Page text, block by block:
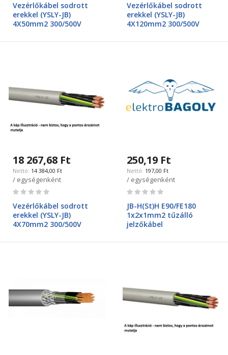
Vezérlőkábel sodrott
erekkel (YSLY-JB)
4X50mm2 300/500V
Vezérlőkábel sodrott
erekkel (YSLY-JB)
4X120mm2 300/500V
18 267,68 Ft
14 384,00 Ft
/ egységenként
Rating:
Vezérlőkábel sodrott
erekkel (YSLY-JB)
4X70mm2 300/500V
250,19 Ft
197,00 Ft
/ egységenként
Rating:
JB-H(St)H E90/FE180
1x2x1mm2 tűzálló
jelzőkábel